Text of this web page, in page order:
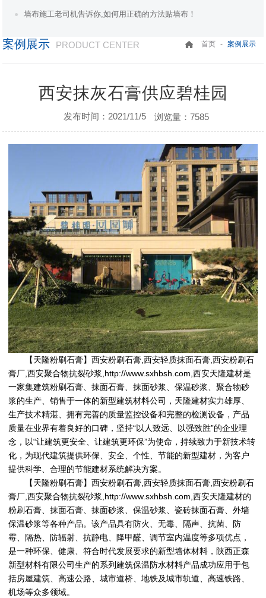
墙布施工老司机告诉你,如何用正确的方法贴墙布！
案例展示 PRODUCT CENTER 首页 - 案例展示
西安抹灰石膏供应碧桂园
发布时间：2021/11/5 浏览量：7585
【天隆粉刷石膏】西安粉刷石膏 ,西安轻质抹面石膏 ,西安粉刷石
膏厂 ,西安聚合物抗裂砂浆 http://www.sxhbsh.com ,西安天隆建材是
一家集建筑粉刷石膏、抹面石膏、抹面砂浆、保温砂浆、聚合物砂
浆的生产、销售于一体的新型建筑材料公司，天隆建材实力雄厚、
生产技术精湛、拥有完善的质量监控设备和完整的检测设备，产品
质量在业界有着良好的口碑，坚持“以人致远、以强致胜”的企业理
念，以“让建筑更安全、让建筑更环保”为使命，持续致力于新技术转
化，为现代建筑提供环保、安全、个性、节能的新型建材，为客户
提供科学、合理的节能建材系统解决方案。
【天隆粉刷石膏】西安粉刷石膏 ,西安轻质抹面石膏 ,西安粉刷石
膏厂 ,西安聚合物抗裂砂浆 http://www.sxhbsh.com ,西安天隆建材的
粉刷石膏、抹面石膏、抹面砂浆、保温砂浆、瓷砖抹面石膏、外墙
保温砂浆等各种产品。该产品具有防火、无毒、隔声、抗菌、防
霉、隔热、防辐射、抗静电、降甲醛、调节室内温度等多项优点，
是一种环保、健康、符合时代发展要求的新型墙体材料，陕西正森
新型材料有限公司生产的系列建筑保温防水材料产品成功应用于包
括房屋建筑、高速公路、城市道桥、地铁及城市轨道、高速铁路、
机场等众多领域。